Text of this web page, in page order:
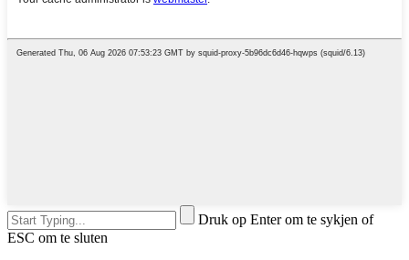
Druk op Enter om te sykjen of
ESC om te sluten